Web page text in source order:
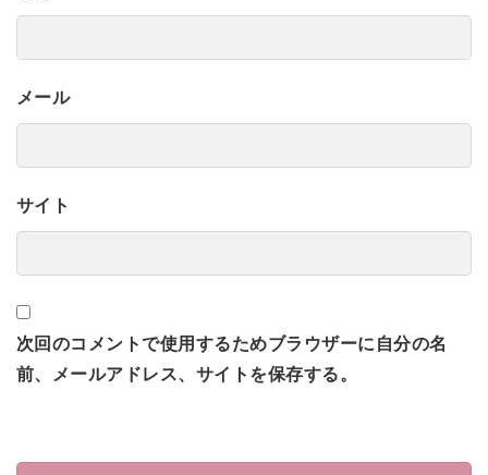
メール
サイト
次回のコメントで使用するためブラウザーに自分の名
前、メールアドレス、サイトを保存する。